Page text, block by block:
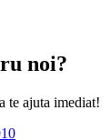
noi?
te ajuta imediat!